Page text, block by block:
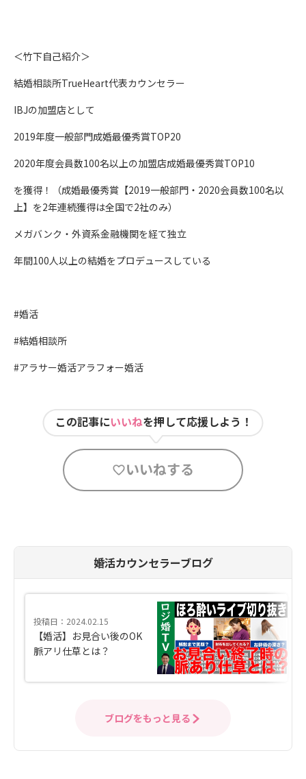
＜竹下自己紹介＞
結婚相談所TrueHeart代表カウンセラー
IBJの加盟店として
2019年度一般部門成婚最優秀賞TOP20
2020年度会員数100名以上の加盟店成婚最優秀賞TOP10
を獲得！（成婚最優秀賞【2019一般部門・2020会員数100名以
上】を2年連続獲得は全国で2社のみ）
メガバンク・外資系金融機関を経て独立
年間100人以上の結婚をプロデュースしている
#婚活
#結婚相談所
#アラサー婚活アラフォー婚活
この記事にいいねを押して応援しよう！
いいねする
婚活カウンセラーブログ
投稿日：2024.02.15
【婚活】お見合い後のOK
脈アリ仕草とは？
ブログをもっと見る